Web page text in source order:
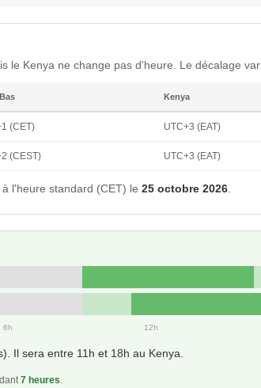
le Kenya ne change pas d'heure. Le décalage
Kenya
(CET) UTC+3 (EAT)
(CEST) UTC+3 (EAT)
l'heure standard (CET) le 25 octobre 2026
6h 12h
Il sera entre 11h et 18h au Kenya.
7 heures.